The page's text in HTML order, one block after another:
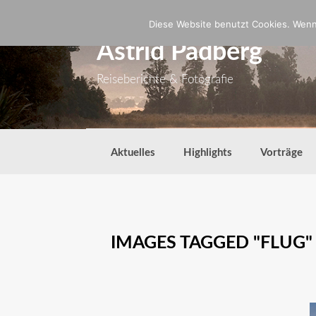
Astrid Padberg
Reiseberichte & Fotografie
Aktuelles Highlights Vorträge
IMAGES TAGGED "FLUG"
Diese Website benutzt Cookies.